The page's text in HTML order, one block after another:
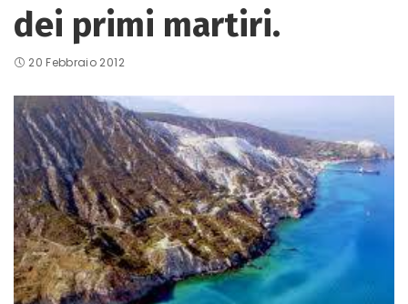
dei primi martiri.
20 Febbraio 2012